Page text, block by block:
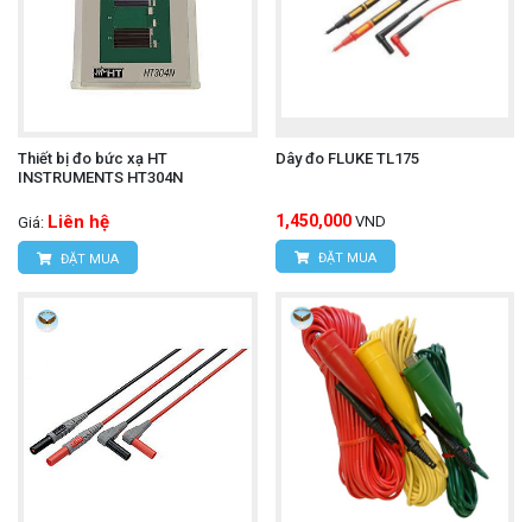
Thiết bị đo bức xạ HT
INSTRUMENTS HT304N
Giá: Liên hệ
ĐẶT MUA
Dây đo FLUKE TL175
1,450,000 VND
ĐẶT MUA